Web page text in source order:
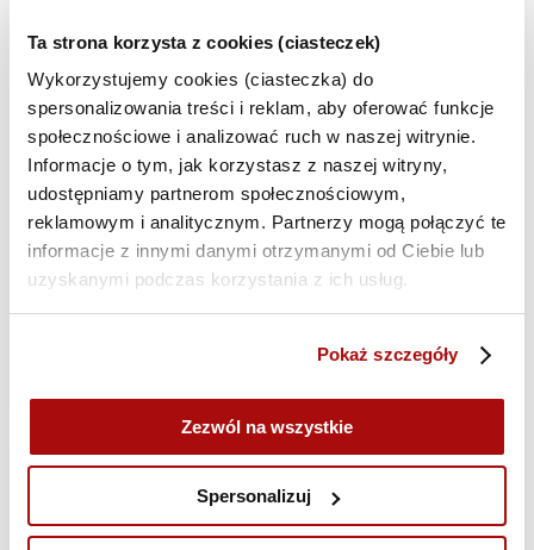
Ta strona korzysta z cookies (ciasteczek)
Wykorzystujemy cookies (ciasteczka) do
spersonalizowania treści i reklam, aby oferować funkcje
społecznościowe i analizować ruch w naszej witrynie.
Informacje o tym, jak korzystasz z naszej witryny,
udostępniamy partnerom społecznościowym,
reklamowym i analitycznym. Partnerzy mogą połączyć te
informacje z innymi danymi otrzymanymi od Ciebie lub
uzyskanymi podczas korzystania z ich usług.
Pokaż szczegóły
Zezwól na wszystkie
Spersonalizuj
Oświadczam, że jestem osobą fizyczną
niezwiązanej bezpośrednio z moją działalnością
gospodarczą lub zawodową lub zawierającą
umowę bezpośrednio związaną z moją
wynika, że nie ma ona dla mnie charakteru
zawodowego, wynikającego w szczególności z